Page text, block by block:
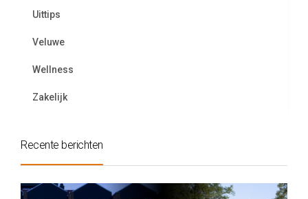
Uittips
Veluwe
Wellness
Zakelijk
Recente berichten